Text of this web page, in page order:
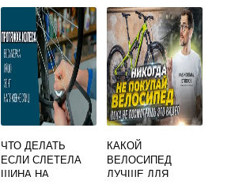
ТОРМОЗОМ
ЧТО ДЕЛАТЬ
ЕСЛИ СЛЕТЕЛА
ШИНА НА
КАКОЙ
ВЕЛОСИПЕД
ЛУЧШЕ ДЛЯ